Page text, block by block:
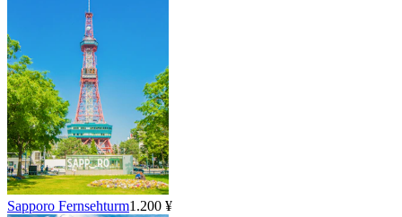
Sapporo Fernsehturm1.200 ¥